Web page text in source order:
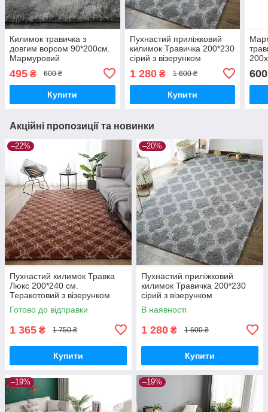
Килимок травичка з
довгим ворсом 90*200см.
Мармуровий
495 ₴ 600 ₴
Купити
Пухнастий приліжковий
килимок Травичка 200*230
сірий з візерунком
1 280₴ 1 600 ₴
Купити
600
Акційні пропозиції та новинки
–22%
Пухнастий килимок Травка
Люкс 200*240 см.
Теракотовий з візерунком
Готово до відправки
1 365 ₴ 1 750 ₴
Купити
–20%
Пухнастий приліжковий
килимок Травичка 200*230
сірий з візерунком
В наявності
1 280 ₴ 1 600 ₴
Купити
–19% –19%